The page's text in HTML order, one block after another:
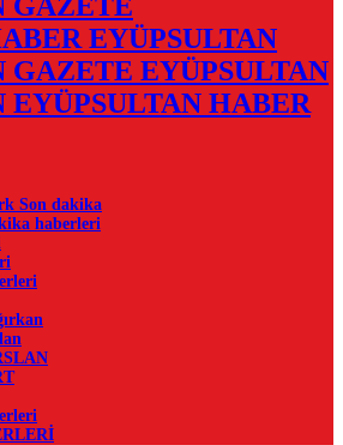
EYÜPSULTAN
GAZETE EYÜPSULTAN
EYÜPSULTAN HABER
Son dakika
haberleri